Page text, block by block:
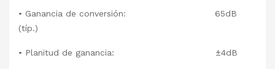
• Ganancia de conversión: 65dB
(típ.)
• Planitud de ganancia: ±4dB